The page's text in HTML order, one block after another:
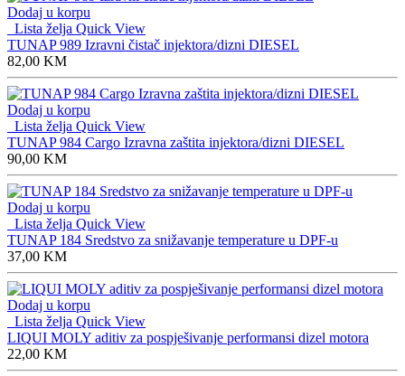
Dodaj u korpu
Lista želja Quick View
TUNAP 989 Izravni čistač injektora/dizni DIESEL
82,00 KM
Dodaj u korpu
Lista želja Quick View
TUNAP 984 Cargo Izravna zaštita injektora/dizni DIESEL
90,00 KM
Dodaj u korpu
Lista želja Quick View
TUNAP 184 Sredstvo za snižavanje temperature u DPF-u
37,00 KM
Dodaj u korpu
Lista želja Quick View
LIQUI MOLY aditiv za pospješivanje performansi dizel motora
22,00 KM